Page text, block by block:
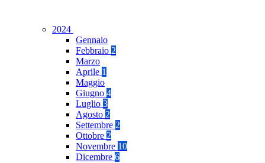
2024
Gennaio
Febbraio 2
Marzo
Aprile 1
Maggio
Giugno 4
Luglio 3
Agosto 2
Settembre 2
Ottobre 2
Novembre 10
Dicembre 6